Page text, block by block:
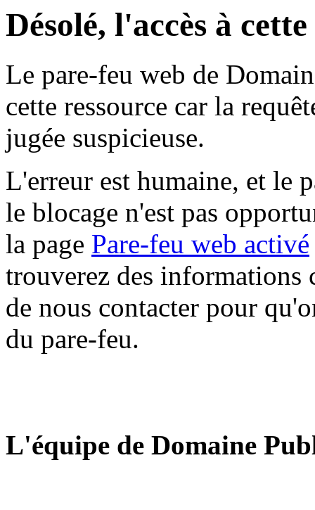
Désolé, l'accès à
Le pare-feu web de
cette ressource car la
jugée suspicieuse.
L'erreur est humaine, et le
le blocage n'est pas
la page Pare-feu web activé
trouverez des informations
de nous contacter pour
du pare-feu.
L'équipe de Domaine